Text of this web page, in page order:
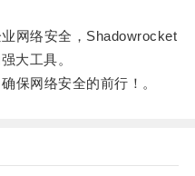
网络安全，Shadowrocket
大工具。
网络安全的前行！。